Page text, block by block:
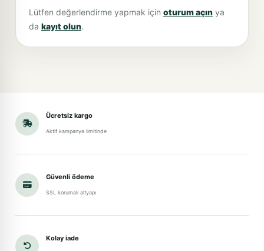
Lütfen değerlendirme yapmak için oturum açın ya
da kayıt olun.
Ücretsiz kargo
Aktif kampanya limitinde
Güvenli ödeme
SSL korumalı altyapı
Kolay iade